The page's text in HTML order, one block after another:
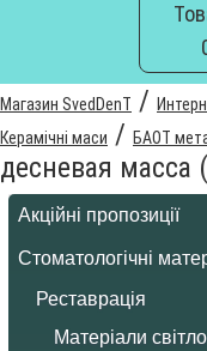
Магазин SvedDenT /
Керамічні маси / БАОТ
десневая масса
Акційні пропозиції
Стоматологічні
Реставрація
Матеріали